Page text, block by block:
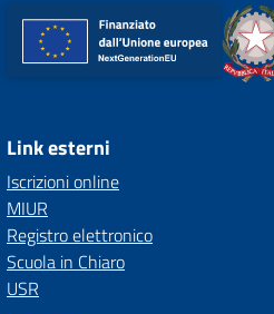
Link esterni
Iscrizioni online
MIUR
Registro elettronico
Scuola in Chiaro
USR